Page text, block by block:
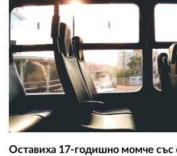
Оставиха 17-годишно момче със